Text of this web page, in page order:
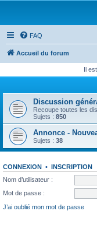
FAQ
Accueil du forum
Il
Discussion
Recoupe toutes les
Sujets : 850
Annonce -
Sujets : 38
CONNEXION • INSCRIPTION
Nom d’utilisateur :
Mot de passe :
J’ai oublié mon mot de passe